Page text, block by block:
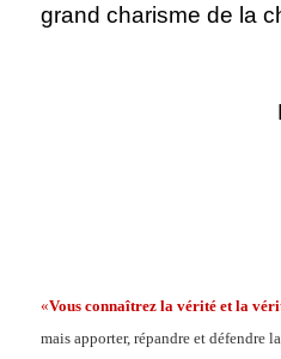
grand charisme de la
«Vous connaîtrez la vérité et la
mais apporter, répandre et défendre